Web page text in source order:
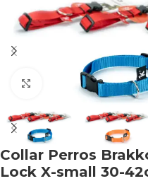
Haga clic para
Collar Perros
Lock X-small 30-